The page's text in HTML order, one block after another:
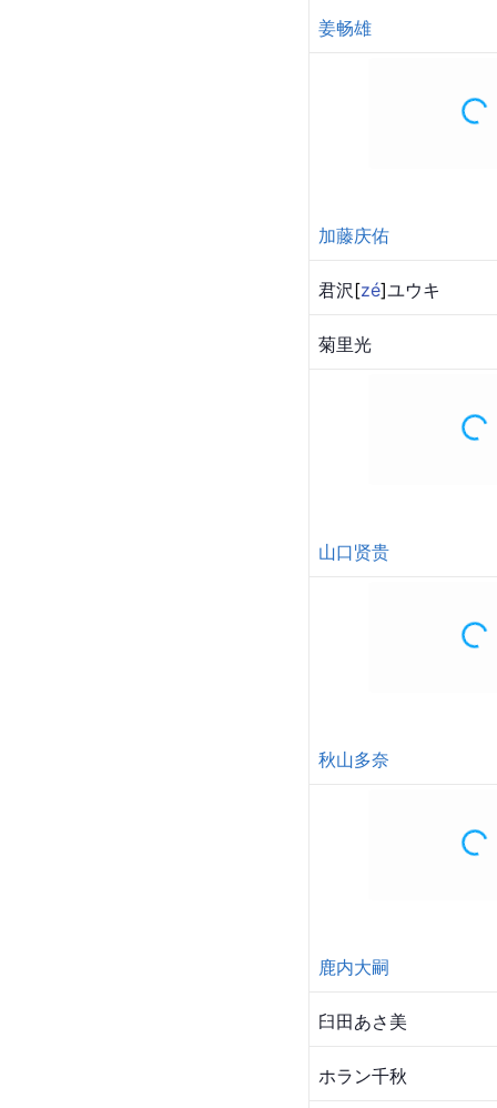
姜畅雄
加藤庆佑
君沢[zé]ユウキ
菊里光
山口贤贵
秋山多奈
鹿内大嗣
臼田あさ美
ホラン千秋